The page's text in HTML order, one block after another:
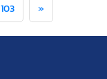
103 »